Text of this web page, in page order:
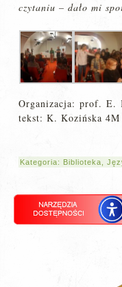
czytaniu – dało mi
Organizacja: prof. E.
tekst: K. Kozińska 4M
Kategoria: Biblioteka ,